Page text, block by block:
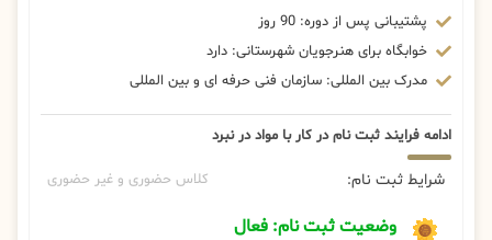
پشتیبانی پس از دوره: 90 روز
خوابگاه برای هنرجویان شهرستانی: دارد
مدرک بین المللی: سازمان فنی حرفه ای و بین المللی
ادامه فرایند ثبت نام در کار با مواد در نبرد
شرایط ثبت نام: کلاس حضوری و غیر حضوری
وضعیت ثبت نام: فعال